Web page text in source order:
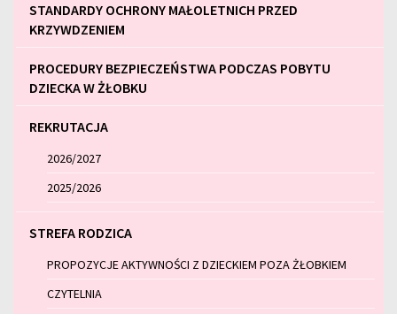
STANDARDY OCHRONY MAŁOLETNICH PRZED
KRZYWDZENIEM
PROCEDURY BEZPIECZEŃSTWA PODCZAS POBYTU
DZIECKA W ŻŁOBKU
REKRUTACJA
2026/2027
2025/2026
STREFA RODZICA
PROPOZYCJE AKTYWNOŚCI Z DZIECKIEM POZA ŻŁOBKIEM
CZYTELNIA